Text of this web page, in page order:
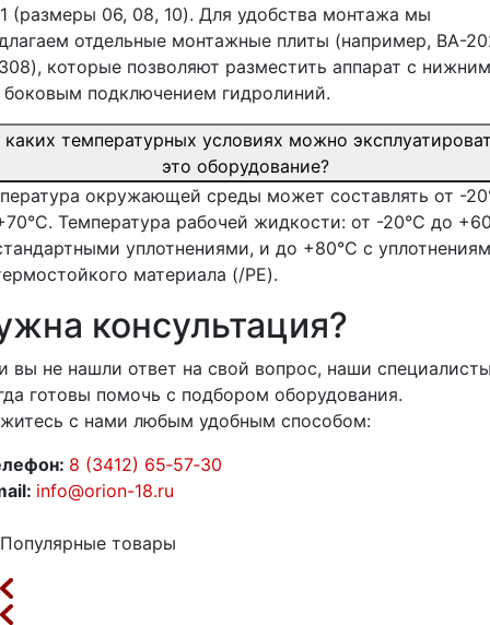
(размеры 06, 08, 10). Для удобства монтажа мы
отдельные монтажные плиты (например, BA-
которые позволяют разместить аппарат с нижним
боковым подключением гидролиний.
каких температурных условиях можно
это оборудование?
окружающей среды может составлять от -
Температура рабочей жидкости: от -20°C до
уплотнениями, и до +80°C с
материала (/PE).
консультация?
вы не нашли ответ на свой вопрос, наши
готовы помочь с подбором оборудования.
с нами любым удобным способом:
8 (3412) 65‑57‑30
info@orion-18.ru
Популярные товары